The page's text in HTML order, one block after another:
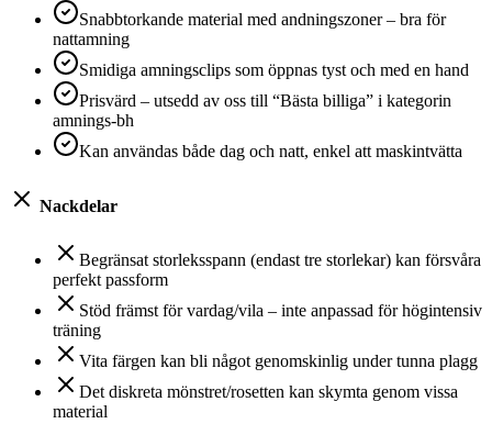
Snabbtorkande material med andningszoner – bra för
nattamning
Smidiga amningsclips som öppnas tyst och med en hand
Prisvärd – utsedd av oss till “Bästa billiga” i kategorin
amnings-bh
Kan användas både dag och natt, enkel att maskintvätta
Nackdelar
Begränsat storleksspann (endast tre storlekar) kan försvåra
perfekt passform
Stöd främst för vardag/vila – inte anpassad för högintensiv
träning
Vita färgen kan bli något genomskinlig under tunna plagg
Det diskreta mönstret/rosetten kan skymta genom vissa
material